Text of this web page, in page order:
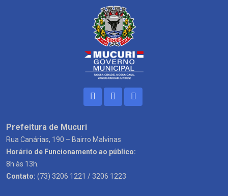
Prefeitura de Mucuri
Rua Canárias, 190 – Bairro Malvinas
Horário de Funcionamento ao público:
8h às 13h.
Contato: (73) 3206 1221 / 3206 1223